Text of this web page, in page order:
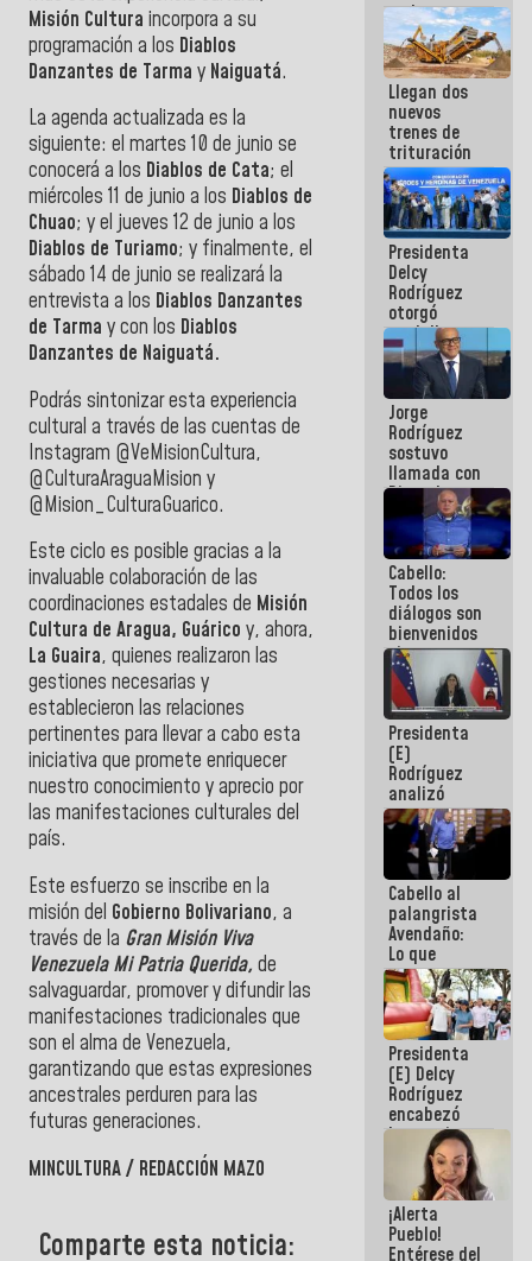
Misión Cultura incorpora a su
programación a los Diablos
Danzantes de Tarma y Naiguatá.
La agenda actualizada es la
siguiente: el martes 10 de junio se
conocerá a los Diablos de Cata; el
miércoles 11 de junio a los Diablos de
Chuao; y el jueves 12 de junio a los
Diablos de Turiamo; y finalmente, el
sábado 14 de junio se realizará la
entrevista a los Diablos Danzantes
de Tarma y con los Diablos
Danzantes de Naiguatá.
Podrás sintonizar esta experiencia
cultural a través de las cuentas de
Instagram @VeMisionCultura,
@CulturaAraguaMision y
@Mision_CulturaGuarico.
Este ciclo es posible gracias a la
invaluable colaboración de las
coordinaciones estadales de Misión
Cultura de Aragua, Guárico y, ahora,
La Guaira, quienes realizaron las
gestiones necesarias y
establecieron las relaciones
pertinentes para llevar a cabo esta
iniciativa que promete enriquecer
nuestro conocimiento y aprecio por
las manifestaciones culturales del
país.
Este esfuerzo se inscribe en la
misión del Gobierno Bolivariano, a
través de la Gran Misión Viva
Venezuela Mi Patria Querida, de
salvaguardar, promover y difundir las
manifestaciones tradicionales que
son el alma de Venezuela,
garantizando que estas expresiones
ancestrales perduren para las
futuras generaciones.
MINCULTURA / REDACCIÓN MAZO
Comparte esta noticia:
cada vez
que escribes
porque lo
que haces
es
embarrarla
Llegan dos
nuevos
trenes de
trituración
para
optimizar
manejo de
escombros
en La Guaira
Presidenta
Delcy
Rodríguez
otorgó
medalla
"Héroe de
Venezuela"
a servidores
públicos
Jorge
Rodríguez
sostuvo
llamada con
Dinorah
Figuera y
acuerdan
primer
encuentro
presencial
para el
diálogo
Cabello:
Todos los
diálogos son
bienvenidos
siempre que
estén en el
marco de la
Constitución
de la
República
Presidenta
(E)
Rodríguez
analizó
junto a
gobernadores
planes de
recuperación
del Sistema
Eléctrico
Nacional
Cabello al
palangrista
Avendaño:
Lo que
vayas a
escribir
hazlo hoy
por que no
sabemos si
la semana
que viene
hay
programa
Presidenta
(E) Delcy
Rodríguez
encabezó
lanzamiento
del Plan
Nacional de
Recreación
Vacacional
¡Alerta
Pueblo!
Entérese del